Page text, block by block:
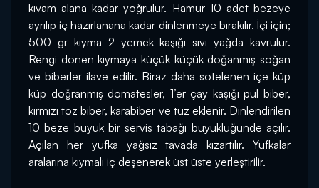
kıvam alana kadar yoğrulur. Hamur 10 adet bezeye
ayrılıp iç hazırlanana kadar dinlenmeye bırakılır. İçi için;
500 gr kıyma 2 yemek kaşığı sıvı yağda kavrulur.
Rengi dönen kıymaya küçük küçük doğanmış soğan
ve biberler ilave edilir. Biraz daha sotelenen içe küp
küp doğranmış domatesler, 1’er çay kaşığı pul biber,
kırmızı toz biber, karabiber ve tuz eklenir. Dinlendirilen
10 beze büyük bir servis tabağı büyüklüğünde açılır.
Açılan her yufka yağsız tavada kızartılır. Yufkalar
aralarına kıymalı iç deşenerek üst üste yerleştirilir.